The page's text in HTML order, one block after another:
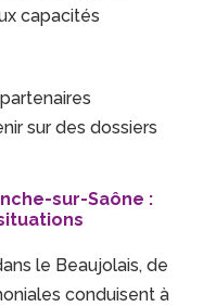
capacités
sur des dossiers
sur-Saône :
le Beaujolais, de
conduisent à